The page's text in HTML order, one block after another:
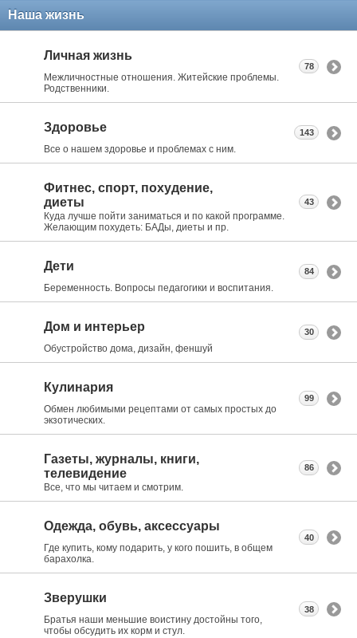
Наша жизнь
Личная жизнь
Межличностные отношения. Житейские проблемы.
Родственники.
78
Здоровье
Все о нашем здоровье и проблемах с ним.
143
Фитнес, спорт, похудение,
диеты
Куда лучше пойти заниматься и по какой программе.
Желающим похудеть: БАДы, диеты и пр.
43
Дети
Беременность. Вопросы педагогики и воспитания.
84
Дом и интерьер
Обустройство дома, дизайн, феншуй
30
Кулинария
Обмен любимыми рецептами от самых простых до
экзотических.
99
Газеты, журналы, книги,
телевидение
Все, что мы читаем и смотрим.
86
Одежда, обувь, аксессуары
Где купить, кому подарить, у кого пошить, в общем
барахолка.
40
Зверушки
Братья наши меньшие воистину достойны того,
чтобы обсудить их корм и стул.
38